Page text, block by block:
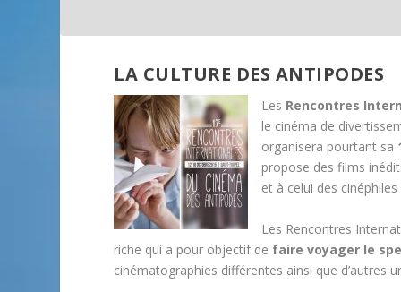
LA CULTURE DES ANTIPODES
Les Rencontres
le cinéma de
organisera pourtant sa
propose des films
et à celui des
Les Rencontres
riche qui a pour objectif de faire voyager le
cinématographies différentes ainsi que